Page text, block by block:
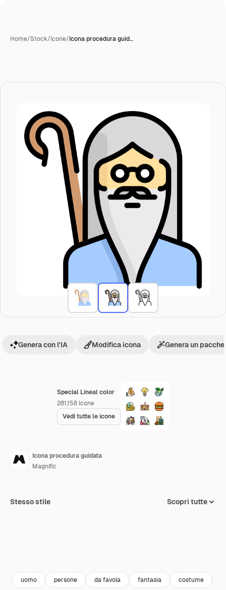
Home/Stock/Icone/Icona procedura guid…
Special Lineal color
281,158 Icone
Vedi tutte le icone
Genera con l'IA Modifica icona Genera un
Icona procedura guidata
Magnific
Stesso stile Scopri tutte
uomo persone da favola fantasia costume